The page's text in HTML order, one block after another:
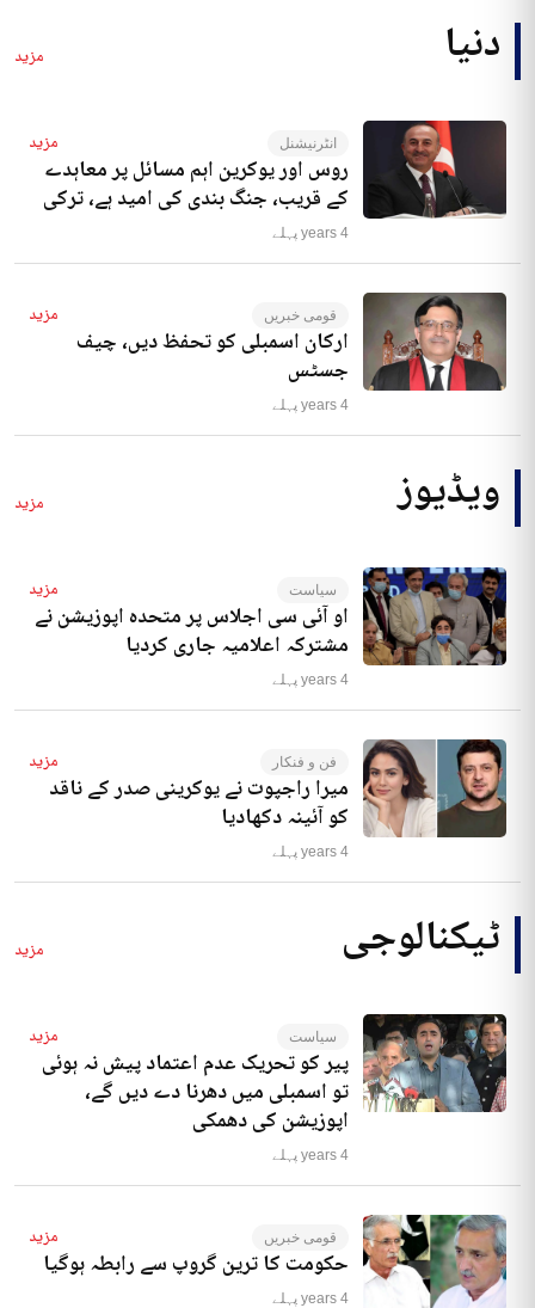
دنیا مزید
انٹرنیشنل مزید
روس اور یوکرین اہم مسائل پر معاہدے
کے قریب، جنگ بندی کی امید ہے، ترکی
4 years پہلے
قومی خبریں مزید
ارکان اسمبلی کو تحفظ دیں، چیف
جسٹس
4 years پہلے
ویڈیوز مزید
سیاست مزید
او آئی سی اجلاس پر متحدہ اپوزیشن نے
مشترکہ اعلامیہ جاری کردیا
4 years پہلے
فن و فنکار مزید
میرا راجپوت نے یوکرینی صدر کے ناقد
کو آئینہ دکھادیا
4 years پہلے
ٹیکنالوجی مزید
سیاست مزید
پیر کو تحریک عدم اعتماد پیش نہ ہوئی
تو اسمبلی میں دھرنا دے دیں گے،
اپوزیشن کی دھمکی
4 years پہلے
قومی خبریں مزید
حکومت کا ترین گروپ سے رابطہ ہوگیا
4 years پہلے